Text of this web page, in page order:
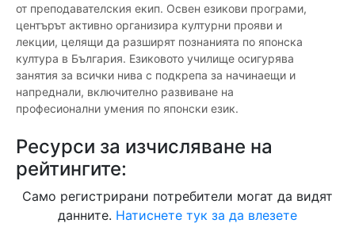
от преподавателския екип. Освен езикови програми,
центърът активно организира културни прояви и
лекции, целящи да разширят познанията по японска
култура в България. Езиковото училище осигурява
занятия за всички нива с подкрепа за начинаещи и
напреднали, включително развиване на
професионални умения по японски език.
Ресурси за изчисляване на
рейтингите:
Само регистрирани потребители могат да видят
данните. Натиснете тук за да влезете